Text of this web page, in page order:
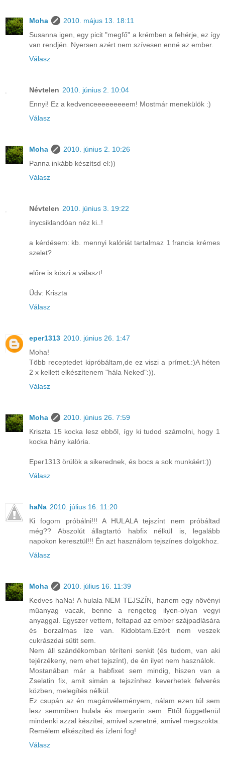
Moha
2010. május 13. 18:11
Susanna igen, egy picit "megfő" a krémben a fehérje, ez így
van rendjén. Nyersen azért nem szívesen enné az ember.
Válasz
Névtelen 2010. június 2. 10:04
Ennyi! Ez a kedvenceeeeeeeeem! Mostmár menekülök :)
Válasz
Moha
2010. június 2. 10:26
Panna inkább készítsd el:))
Válasz
Névtelen 2010. június 3. 19:22
ínycsiklandóan néz ki..!
a kérdésem: kb. mennyi kalóriát tartalmaz 1 francia krémes
szelet?
előre is köszi a választ!
Üdv: Kriszta
Válasz
eper1313 2010. június 26. 1:47
Moha!
Több receptedet kipróbáltam,de ez viszi a prímet.:)A héten
2 x kellett elkészítenem "hála Neked":)).
Válasz
Moha
2010. június 26. 7:59
Kriszta 15 kocka lesz ebből, így ki tudod számolni, hogy 1
kocka hány kalória.
Eper1313 örülök a sikerednek, és bocs a sok munkáért:))
Válasz
haNa 2010. július 16. 11:20
Ki fogom próbálni!!! A HULALA tejszínt nem próbáltad
még?? Abszolút állagtartó habfix nélkül is, legalább
napokon keresztül!!! Én azt használom tejszínes dolgokhoz.
Válasz
Moha
2010. július 16. 11:39
Kedves haNa! A hulala NEM TEJSZÍN, hanem egy növényi
műanyag vacak, benne a rengeteg ilyen-olyan vegyi
anyaggal. Egyszer vettem, feltapad az ember szájpadlására
és borzalmas íze van. Kidobtam.Ezért nem veszek
cukrászdai sütit sem.
Nem áll szándékomban téríteni senkit (és tudom, van aki
tejérzékeny, nem ehet tejszínt), de én ilyet nem használok.
Mostanában már a habfixet sem mindig, hiszen van a
Zselatin fix, amit simán a tejszínhez keverhetek felverés
közben, melegítés nélkül.
Ez csupán az én magánvéleményem, nálam ezen túl sem
lesz semmiben hulala és margarin sem. Ettől függetlenül
mindenki azzal készítei, amivel szeretné, amivel megszokta.
Remélem elkészíted és ízleni fog!
Válasz